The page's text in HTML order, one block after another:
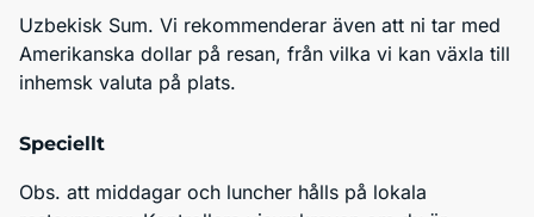
Uzbekisk Sum. Vi rekommenderar även att ni tar med
Amerikanska dollar på resan, från vilka vi kan växla till
inhemsk valuta på plats.
Speciellt
Obs. att middagar och luncher hålls på lokala